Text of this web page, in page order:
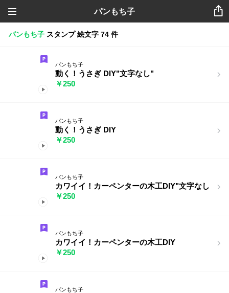
パンもち子
パンもち子 スタンプ 絵文字 74 件
パンもち子
動く！うさぎ DIY"文字なし"
￥250
パンもち子
動く！うさぎ DIY
￥250
パンもち子
カワイイ！カーペンターの木工DIY"文字なし
￥250
パンもち子
カワイイ！カーペンターの木工DIY
￥250
パンもち子